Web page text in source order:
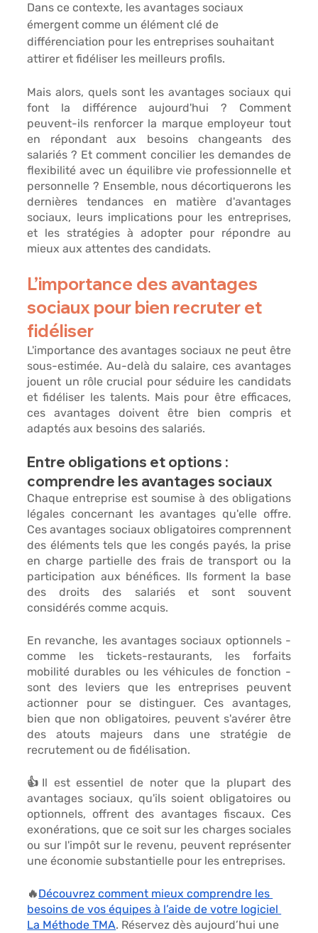
Dans ce contexte, les avantages sociaux
émergent comme un élément clé de
différenciation pour les entreprises souhaitant
attirer et fidéliser les meilleurs profils.
Mais alors, quels sont les avantages sociaux qui
font la différence aujourd'hui ? Comment
peuvent-ils renforcer la marque employeur tout
en répondant aux besoins changeants des
salariés ? Et comment concilier les demandes de
flexibilité avec un équilibre vie professionnelle et
personnelle ? Ensemble, nous décortiquerons les
dernières tendances en matière d'avantages
sociaux, leurs implications pour les entreprises,
et les stratégies à adopter pour répondre au
mieux aux attentes des candidats.
L’importance des avantages
sociaux pour bien recruter et
fidéliser
L'importance des avantages sociaux ne peut être
sous-estimée. Au-delà du salaire, ces avantages
jouent un rôle crucial pour séduire les candidats
et fidéliser les talents. Mais pour être efficaces,
ces avantages doivent être bien compris et
adaptés aux besoins des salariés.
Entre obligations et options :
comprendre les avantages sociaux
Chaque entreprise est soumise à des obligations
légales concernant les avantages qu'elle offre.
Ces avantages sociaux obligatoires comprennent
des éléments tels que les congés payés, la prise
en charge partielle des frais de transport ou la
participation aux bénéfices. Ils forment la base
des droits des salariés et sont souvent
considérés comme acquis.
En revanche, les avantages sociaux optionnels -
comme les tickets-restaurants, les forfaits
mobilité durables ou les véhicules de fonction -
sont des leviers que les entreprises peuvent
actionner pour se distinguer. Ces avantages,
bien que non obligatoires, peuvent s'avérer être
des atouts majeurs dans une stratégie de
recrutement ou de fidélisation.
👍Il est essentiel de noter que la plupart des
avantages sociaux, qu'ils soient obligatoires ou
optionnels, offrent des avantages fiscaux. Ces
exonérations, que ce soit sur les charges sociales
ou sur l'impôt sur le revenu, peuvent représenter
une économie substantielle pour les entreprises.
🔥Découvrez comment mieux comprendre les
besoins de vos équipes à l’aide de votre logiciel
La Méthode TMA. Réservez dès aujourd’hui une